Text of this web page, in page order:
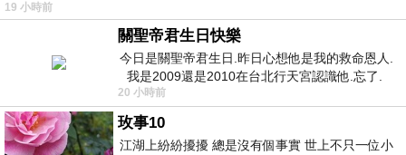
19 小時前
關聖帝君生日快樂
今日是關聖帝君生日.昨日心想他是我的救命恩人.
我是2009還是2010在台北行天宮認識他.忘了.
一個奇摩交友的網友學
20 小時前
玫事10
江湖上紛紛擾擾 總是沒有個事實 世上不只一位小